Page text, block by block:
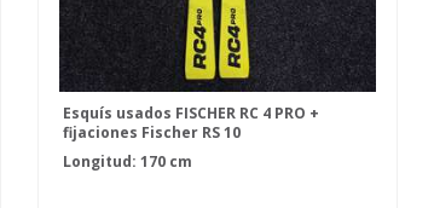
Esquís usados FISCHER RC 4 PRO +
fijaciones Fischer RS 10
Longitud: 170 cm